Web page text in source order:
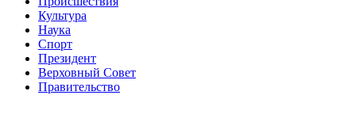
Культура
Наука
Спорт
Президент
Верховный Совет
Правительство